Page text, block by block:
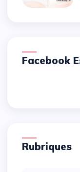
Facebook
Rubriques